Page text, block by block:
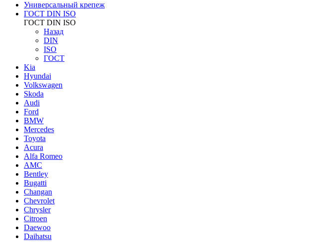
Универсальный крепеж
ГОСТ DIN ISO
ГОСТ DIN ISO
Назад
DIN
ISO
ГОСТ
Kia
Hyundai
Volkswagen
Skoda
Audi
Ford
BMW
Mercedes
Toyota
Acura
Alfa Romeo
AMC
Bentley
Bugatti
Changan
Chevrolet
Chrysler
Citroen
Daewoo
Daihatsu